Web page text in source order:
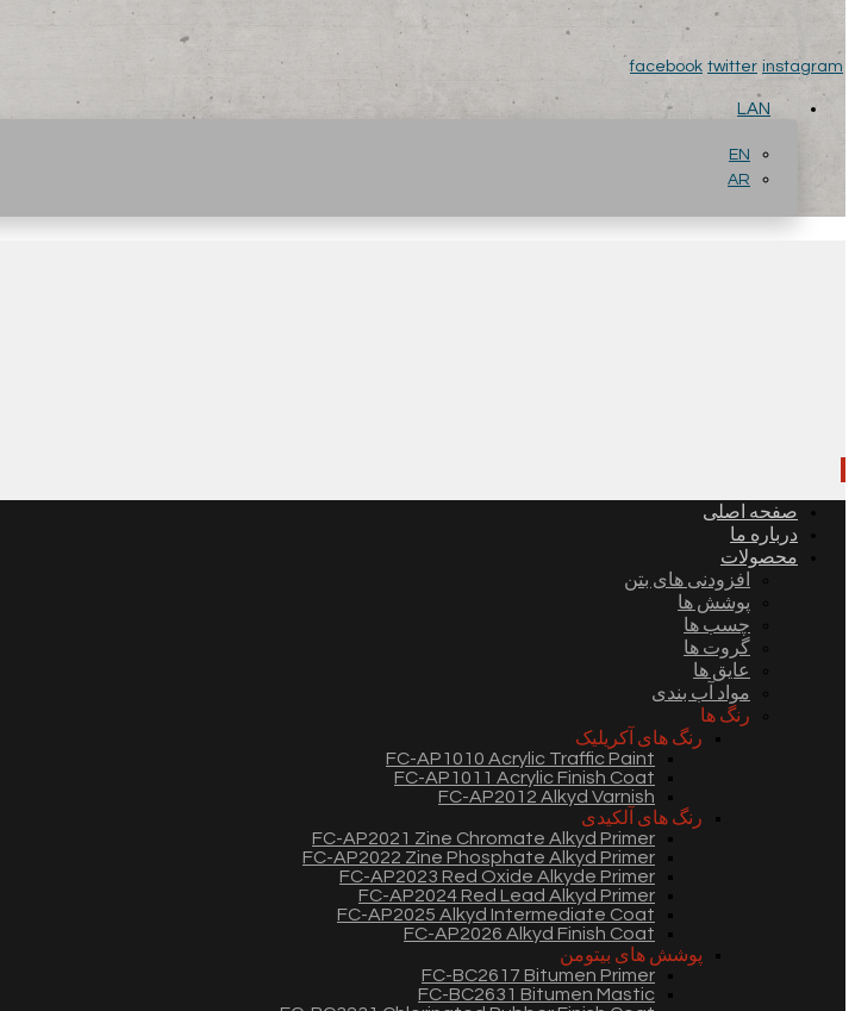
facebook twitter instagram
LAN
EN
AR
صفحه اصلی
درباره ما
محصولات
افزودنی های بتن
پوشش ها
چسب ها
گروت ها
عایق ها
مواد آب بندی
رنگ ها
رنگ های آکریلیک
FC-AP1010 Acrylic Traffic Paint
FC-AP1011 Acrylic Finish Coat
FC-AP2012 Alkyd Varnish
رنگ های آلکیدی
FC-AP2021 Zine Chromate Alkyd Primer
FC-AP2022 Zine Phosphate Alkyd Primer
FC-AP2023 Red Oxide Alkyde Primer
FC-AP2024 Red Lead Alkyd Primer
FC-AP2025 Alkyd Intermediate Coat
FC-AP2026 Alkyd Finish Coat
پوشش های بیتومن
FC-BC2617 Bitumen Primer
FC-BC2631 Bitumen Mastic